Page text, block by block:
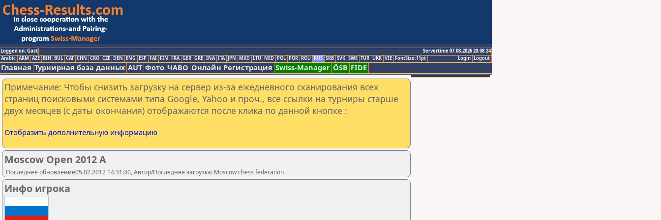
Logged on: Gast
Servertime 07.08.2026 20:08:24
Logout
Login
Arabic ARM AZE BIH BUL CAT CHN CRO CZE DEN ENG ESP FAI FIN FRA GER GRE INA ITA JPN MKD LTU NED POL POR ROU RUS SRB SVK SWE TUR UKR VIE FontSize:11pt
Главная Турнирная база данных AUT Фото ЧАВО Онлайн Регистрация Swiss-Manager ÖSB FIDE
Примечание: Чтобы снизить загрузку на сервер из-за ежедневного сканирования всех
страниц поисковыми системами типа Google, Yahoo и проч., все ссылки на турниры старше
двух месяцев (с даты окончания) отображаются после клика по данной кнопке :
Отобразить дополнительную информацию
Moscow Open 2012 A
Последнее обновление05.02.2012 14:31:40, Автор/Последняя загрузка: Moscow chess federation
Инфо игрока